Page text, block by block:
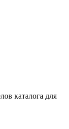
каталога для